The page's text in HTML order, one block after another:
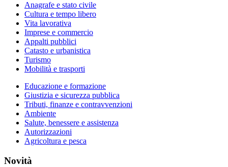
Anagrafe e stato civile
Cultura e tempo libero
Vita lavorativa
Imprese e commercio
Appalti pubblici
Catasto e urbanistica
Turismo
Mobilità e trasporti
Educazione e formazione
Giustizia e sicurezza pubblica
Tributi, finanze e contravvenzioni
Ambiente
Salute, benessere e assistenza
Autorizzazioni
Agricoltura e pesca
Novità